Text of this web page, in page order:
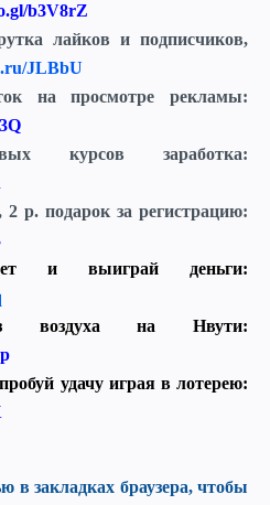
b3V8rZ
лайков и подписчиков,
JLBbU
на просмотре рекламы:
курсов заработка:
2 р. подарок за регистрацию:
и выиграй деньги:
воздуха на Нвути:
удачу играя в лотерею:
в закладках браузера, чтобы